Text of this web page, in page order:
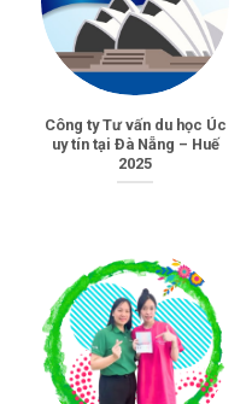
Công ty Tư vấn du học Úc
uy tín tại Đà Nẵng – Huế
2025